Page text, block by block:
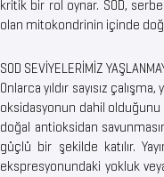
kritik bir rol oynar. SOD,
olan mitokondrinin içinde
SOD SEVİYELERİMİZ
Onlarca yıldır sayısız
oksidasyonun dahil olduğunu
doğal antioksidan
güçlü bir şekilde katılır.
ekspresyonundaki yokluk